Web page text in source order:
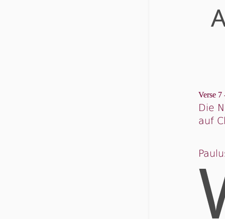
Verse 7
Die
auf